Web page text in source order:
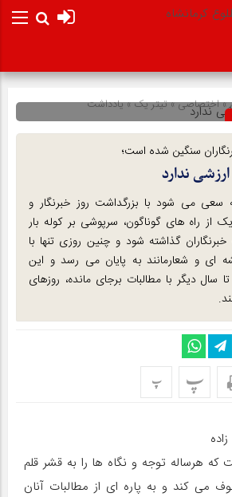
»اختصاصی»تیتر یک»یادداشت
سنگین شده است؛
ندارد
سعی می شود با بزرگداشت روز خبرنگار و
از راه های گوناگون، سرپوشی بر کوله بار
گذاشته شود و چنین روزی تنها با
ای و شعارمانند به پایان می رسد و این
سال دیگر با مطالبات برجای مانده، روزهای
پ پ
که هرساله توجه و نگاه ها را به قشر قلم
می کند و به پاره ای از مطالبات آنان